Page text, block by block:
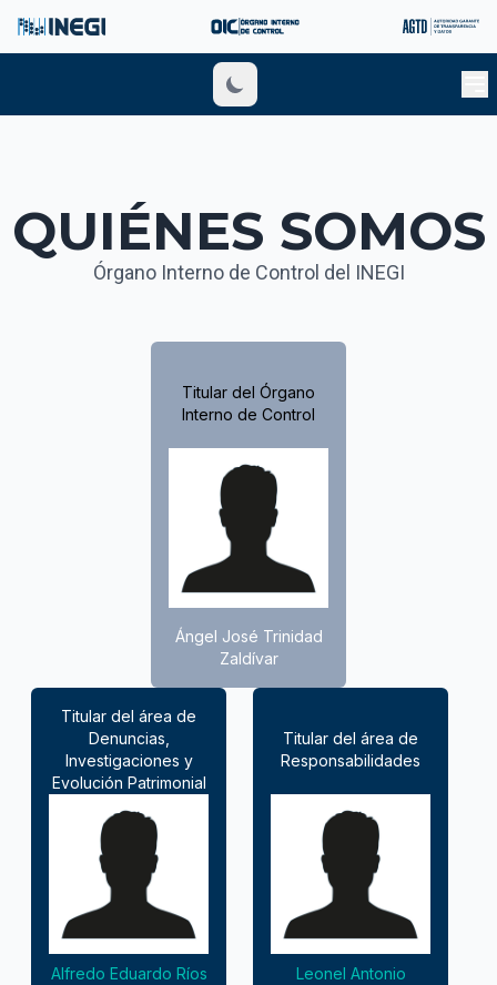
QUIÉNES SOMOS
Órgano Interno de Control del INEGI
Titular del Órgano
Interno de Control
Ángel José Trinidad
Zaldívar
Titular del área de
Denuncias,
Investigaciones y
Evolución Patrimonial
Alfredo Eduardo Ríos
Titular del área de
Responsabilidades
Leonel Antonio